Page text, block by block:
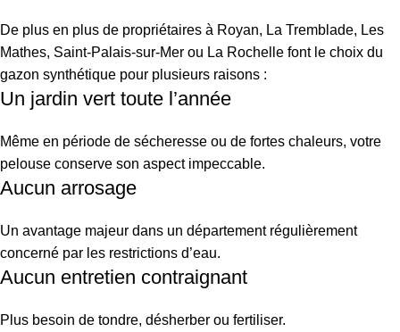
De plus en plus de propriétaires à Royan, La Tremblade, Les
Mathes, Saint-Palais-sur-Mer ou La Rochelle font le choix du
gazon synthétique pour plusieurs raisons :
Un jardin vert toute l’année
Même en période de sécheresse ou de fortes chaleurs, votre
pelouse conserve son aspect impeccable.
Aucun arrosage
Un avantage majeur dans un département régulièrement
concerné par les restrictions d’eau.
Aucun entretien contraignant
Plus besoin de tondre, désherber ou fertiliser.